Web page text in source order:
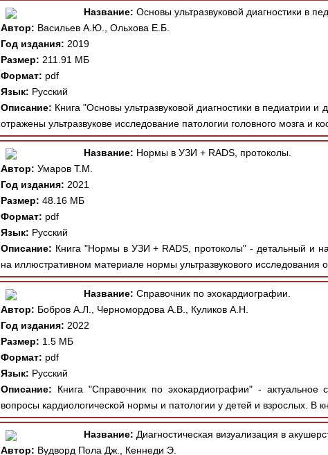
Название: Основы ультразвуковой диагностики в
Автор: Васильев А.Ю., Ольхова Е.Б.
Год издания: 2019
Размер: 211.91 МБ
Формат: pdf
Язык: Русский
Описание: Книга "Основы ультразвуковой диагностики в педиатрии
отражены ультразвукове исследование патологии головного мозга и
Название: Нормы в УЗИ + RADS, протоколы.
Автор: Умаров Т.М.
Год издания: 2021
Размер: 48.16 МБ
Формат: pdf
Язык: Русский
Описание: Книга "Нормы в УЗИ + RADS, протоколы" - детальный и
на иллюстративном материале нормы ультразвукового исследования
Название: Справочник по эхокардиографии.
Автор: Бобров А.Л., Черномордова А.В., Куликов А.Н.
Год издания: 2022
Размер: 1.5 МБ
Формат: pdf
Язык: Русский
Описание: Книга "Справочник по эхокардиографии" -
вопросы кардиологической нормы и патологии у детей и взрослых. В
Название: Диагностическая визуализация в
Автор: Вудворд Пола Дж., Кеннеди Э.